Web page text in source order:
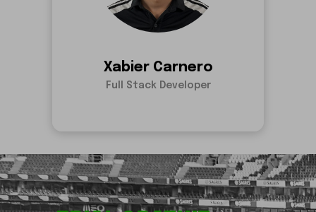
Xabier Carnero
Full Stack Developer